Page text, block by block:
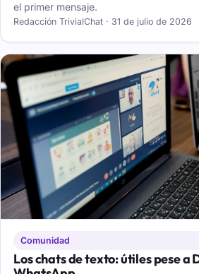
el primer mensaje.
Redacción TrivialChat · 31 de julio de 2026
Comunidad
Los chats de texto: útiles pese a